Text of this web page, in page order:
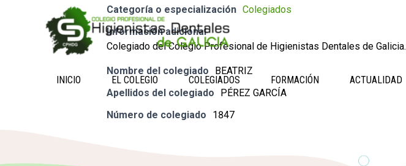
INICIO EL COLEGIO COLEGIADOS FORMACIÓN ACTUALIDAD
Categoría o especialización Colegiados
Información adicional
Colegiado del Colegio Profesional de Higienistas Dentales de Galicia.
Nombre del colegiado
BEATRIZ
Apellidos del colegiado
PÉREZ GARCÍA
Número de colegiado
1847